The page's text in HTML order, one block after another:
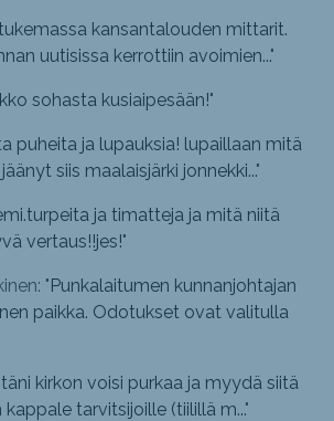
kansantalouden mittarit.
uutisissa kerrottiin avoimien..."
sohasta kusiaipesään!"
puheita ja lupauksia! lupaillaan mitä
siis maalaisjärki jonnekki..."
ja timatteja ja mitä niitä
vertaus!!jes!"
"Punkalaitumen kunnanjohtajan
paikka. Odotukset ovat valitulla
kirkon voisi purkaa ja myydä siitä
tarvitsijoille (tiilillä m..."